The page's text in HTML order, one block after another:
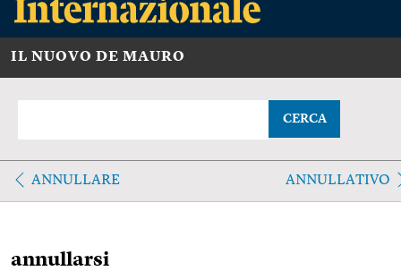
IL NUOVO DE MAURO
CERCA
ANNULLARE ANNULLATIVO
annullarsi